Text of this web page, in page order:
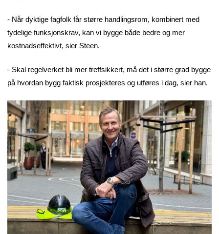
- Når dyktige fagfolk får større handlingsrom, kombinert med
tydelige funksjonskrav, kan vi bygge både bedre og mer
kostnadseffektivt, sier Steen.
- Skal regelverket bli mer treffsikkert, må det i større grad bygge
på hvordan bygg faktisk prosjekteres og utføres i dag, sier han.